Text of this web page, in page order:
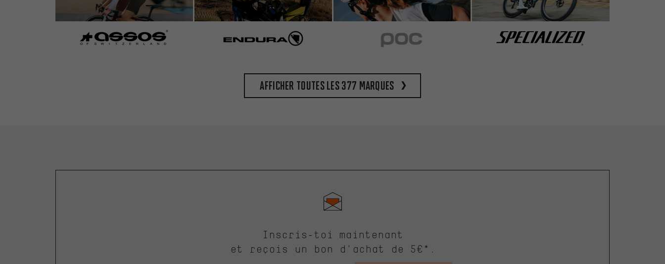
Afficher toutes les 377 marques
Inscris-toi maintenant
et reçois un bon d'achat de 5€*.